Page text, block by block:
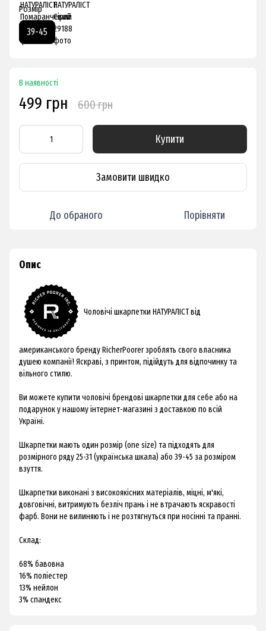
Розмір
39-45
В наявності
499 грн 600 грн
Купити
Замовити швидко
До обраного Порівняти
Опис
Чоловічі шкарпетки НАТУРАЛІСТ від
американського бренду RicherPoorer зроблять свого власника
душею компанії! Яскраві, з принтом, підійдуть для відпочинку та
вільного стилю.
Ви можете купити чоловічі брендові шкарпетки для себе або на
подарунок у нашому інтернет-магазині з доставкою по всій
Україні.
Шкарпетки мають один розмір (one size) та підходять для
розмірного ряду 25-31 (українська шкала) або 39-45 за розміром
взуття.
Шкарпетки виконані з високоякісних матеріалів, міцні, м'які,
довговічні, витримують безліч прань і не втрачають яскравості
фарб. Вони не вилиняють і не розтягнуться при носінні та пранні.
Склад:
68% бавовна
16% поліестер
13% нейлон
3% спандекс